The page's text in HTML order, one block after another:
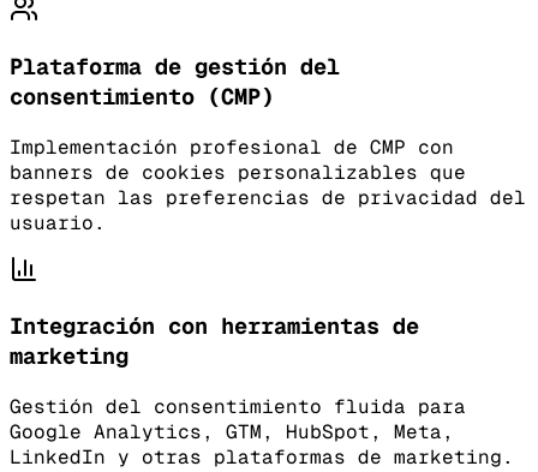
Plataforma de gestión del
consentimiento (CMP)
Implementación profesional de CMP con
banners de cookies personalizables que
respetan las preferencias de privacidad del
usuario.
Integración con herramientas de
marketing
Gestión del consentimiento fluida para
Google Analytics, GTM, HubSpot, Meta,
LinkedIn y otras plataformas de marketing.